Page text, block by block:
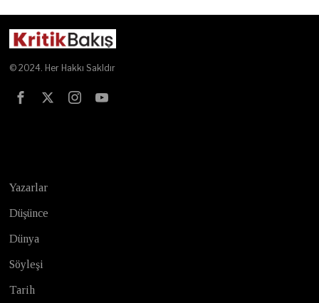
© 2024. Her Hakkı Sakldır
Yazarlar
Düşünce
Dünya
Söyleşi
Tarih